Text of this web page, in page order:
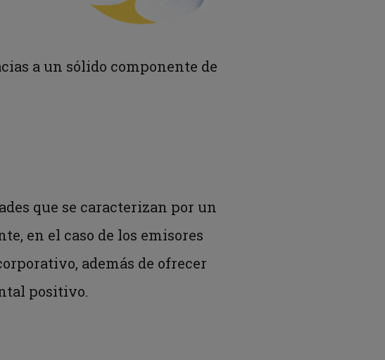
a un sólido componente de
que se caracterizan por un
en el caso de los emisores
además de ofrecer
positivo.